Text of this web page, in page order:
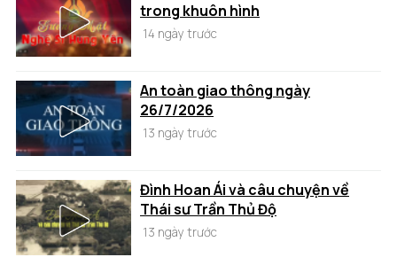
trong khuôn hình
14 ngày trước
An toàn giao thông ngày
26/7/2026
13 ngày trước
Đình Hoan Ái và câu chuyện về
Thái sư Trần Thủ Độ
13 ngày trước